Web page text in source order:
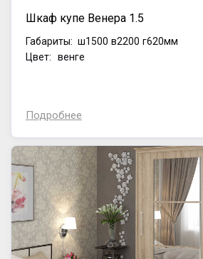
Шкаф купе Венера 1.5
Габариты: ш1500 в2200 г620мм
Цвет: венге
Подробнее